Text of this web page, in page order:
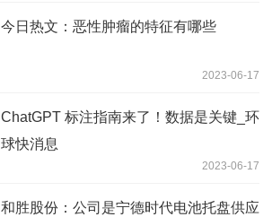
今日热文：恶性肿瘤的特征有哪些
2023-06-17
ChatGPT 标注指南来了！数据是关键_环
球快消息
2023-06-17
和胜股份：公司是宁德时代电池托盘供应